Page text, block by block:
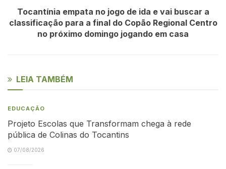
Tocantínia empata no jogo de ida e vai buscar a
classificação para a final do Copão Regional Centro
no próximo domingo jogando em casa
LEIA TAMBÉM
EDUCAÇÃO
Projeto Escolas que Transformam chega à rede
pública de Colinas do Tocantins
07/08/2026